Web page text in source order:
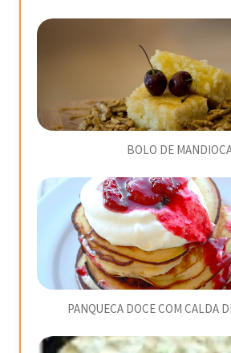
BOLO DE
PANQUECA DOCE COM CALDA